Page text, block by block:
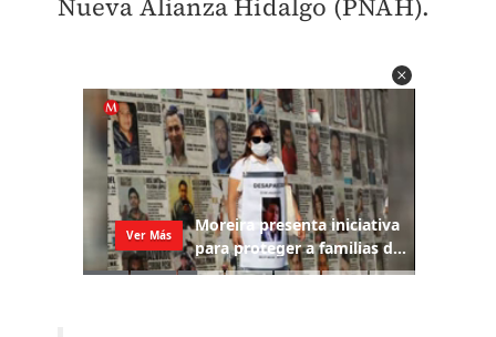
Nueva Alianza Hidalgo (PNAH).